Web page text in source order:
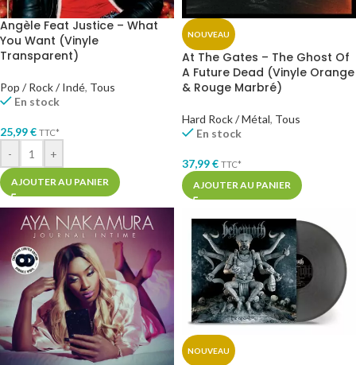
Angèle Feat Justice – What
You Want (Vinyle
Transparent)
Pop / Rock / Indé, Tous
En stock
25,99€ TTC*
- +
AJOUTER AU PANIER
NOUVEAU
At The Gates – The Ghost Of
A Future Dead (Vinyle Orange
& Rouge Marbré)
Hard Rock / Métal, Tous
En stock
37,99€ TTC*
AJOUTER AU PANIER
NOUVEAU